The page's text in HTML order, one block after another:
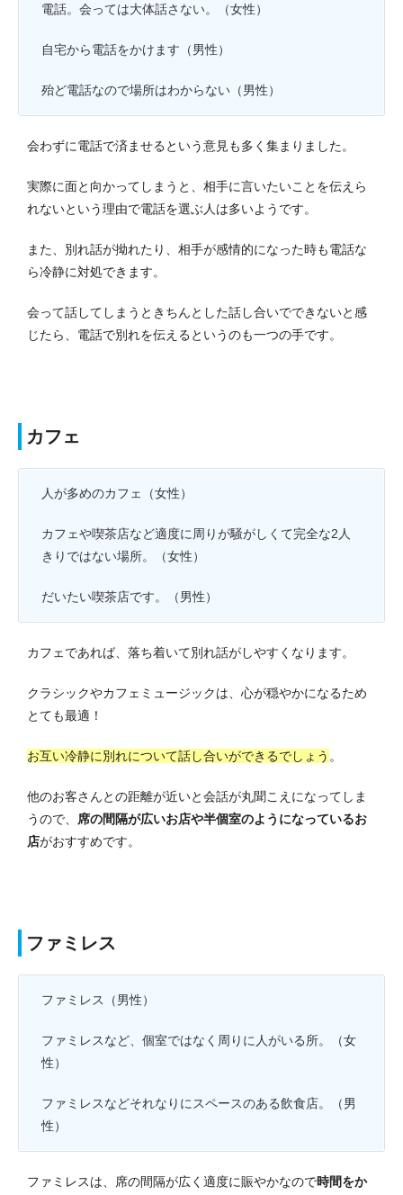
電話。会っては大体話さない。（女性）
自宅から電話をかけます（男性）
殆ど電話なので場所はわからない （男性）
会わずに電話で済ませるという意見も多く集まりました。
実際に面と向かってしまうと、相手に言いたいことを伝えら
れないという理由で電話を選ぶ人は多いようです。
また、別れ話が拗れたり、相手が感情的になった時も電話な
ら冷静に対処できます。
会って話してしまうときちんとした話し合いでできないと感
じたら、電話で別れを伝えるというのも一つの手です。
カフェ
人が多めのカフェ（女性）
カフェや喫茶店など適度に周りが騒がしくて完全な2人
きりではない場所。（女性）
だいたい喫茶店です。 （男性）
カフェであれば、落ち着いて別れ話がしやすくなります。
クラシックやカフェミュージックは、心が穏やかになるため
とても最適！
お互い冷静に別れについて話し合いができるでしょう 。
他のお客さんとの距離が近いと会話が丸聞こえになってしま
うので、 席の間隔が広いお店や半個室のようになっているお
店がおすすめです。
ファミレス
ファミレス（男性）
ファミレスなど、個室ではなく周りに人がいる所。（女
性）
ファミレスなどそれなりにスペースのある飲食店。
（男
性）
ファミレスは、席の間隔が広く適度に賑やかなので時間をか